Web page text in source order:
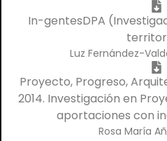
In-gentesDPA
Luz Fernández-
Proyecto, Progreso,
2014. Investigación en
aportaciones con
Rosa María